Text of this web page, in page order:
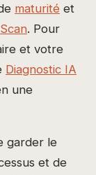
maturité et
Scan. Pour
et votre
Diagnostic IA
une
garder le
et de